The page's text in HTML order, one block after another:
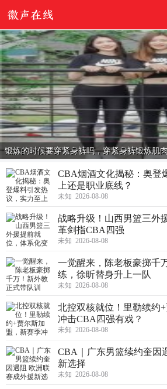
锻炼的时候要穿紧身裤吗，穿紧身裤锻炼肌
CBA烟酒文化揭秘：奥登
上还是职业底线？
未知 2026-08-08
战略升级！山西男篮三外
革剑指CBA四强
未知 2026-08-08
一觉醒来，陈老板豪掷千
练，徐昕替身升上一队
未知 2026-08-08
北控双核就位！里勒续约
冲击CBA四强有戏？
未知 2026-08-08
CBA｜广东男篮续约奎因
新选择
未知 2026-08-08